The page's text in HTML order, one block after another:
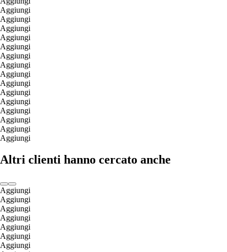
Aggiungi
Aggiungi
Aggiungi
Aggiungi
Aggiungi
Aggiungi
Aggiungi
Aggiungi
Aggiungi
Aggiungi
Aggiungi
Aggiungi
Aggiungi
Aggiungi
Aggiungi
Altri clienti hanno cercato anche
Aggiungi
Aggiungi
Aggiungi
Aggiungi
Aggiungi
Aggiungi
Aggiungi